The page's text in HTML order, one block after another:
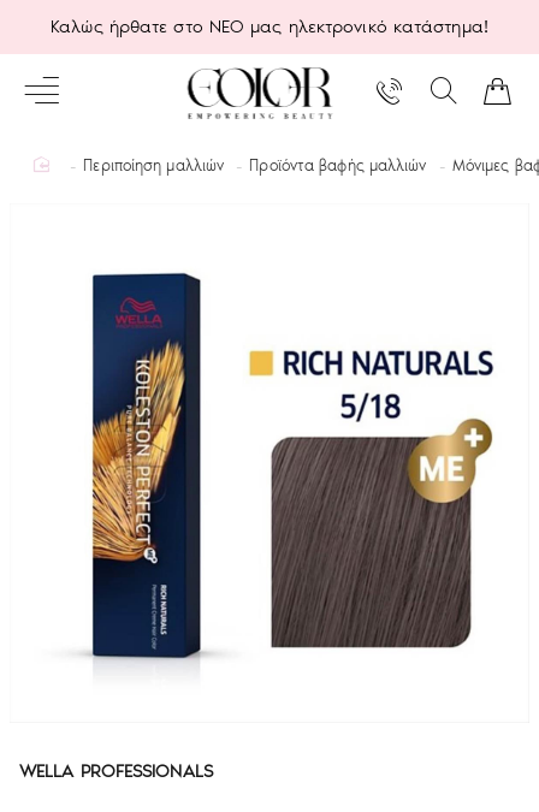
Καλώς ήρθατε στο ΝΕΟ μας ηλεκτρονικό κατάστημα!
homeΠεριποίηση μαλλιών Προϊόντα βαφής μαλλιών Μόνιμες
WELLA PROFESSIONALS